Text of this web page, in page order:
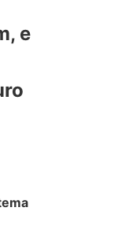
e